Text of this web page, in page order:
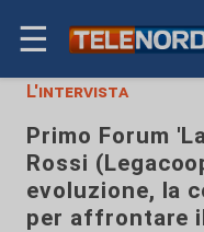
☰
L'intervista
Primo Forum
Rossi
evoluzione, la
per affrontare